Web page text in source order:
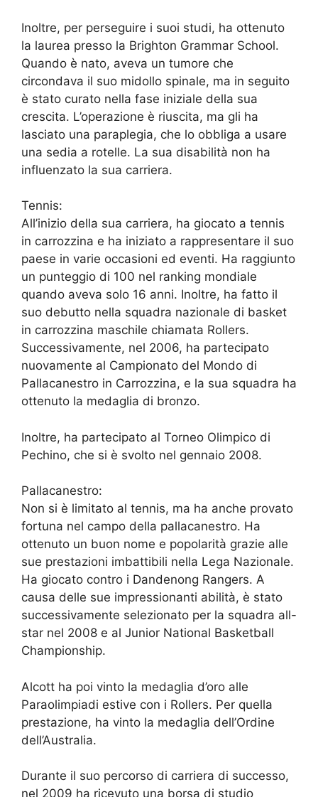
Inoltre, per perseguire i suoi studi, ha ottenuto
la laurea presso la Brighton Grammar School.
Quando è nato, aveva un tumore che
circondava il suo midollo spinale, ma in seguito
è stato curato nella fase iniziale della sua
crescita. L’operazione è riuscita, ma gli ha
lasciato una paraplegia, che lo obbliga a usare
una sedia a rotelle. La sua disabilità non ha
influenzato la sua carriera.
Tennis:
All’inizio della sua carriera, ha giocato a tennis
in carrozzina e ha iniziato a rappresentare il suo
paese in varie occasioni ed eventi. Ha raggiunto
un punteggio di 100 nel ranking mondiale
quando aveva solo 16 anni. Inoltre, ha fatto il
suo debutto nella squadra nazionale di basket
in carrozzina maschile chiamata Rollers.
Successivamente, nel 2006, ha partecipato
nuovamente al Campionato del Mondo di
Pallacanestro in Carrozzina, e la sua squadra ha
ottenuto la medaglia di bronzo.
Inoltre, ha partecipato al Torneo Olimpico di
Pechino, che si è svolto nel gennaio 2008.
Pallacanestro:
Non si è limitato al tennis, ma ha anche provato
fortuna nel campo della pallacanestro. Ha
ottenuto un buon nome e popolarità grazie alle
sue prestazioni imbattibili nella Lega Nazionale.
Ha giocato contro i Dandenong Rangers. A
causa delle sue impressionanti abilità, è stato
successivamente selezionato per la squadra all-
star nel 2008 e al Junior National Basketball
Championship.
Alcott ha poi vinto la medaglia d’oro alle
Paraolimpiadi estive con i Rollers. Per quella
prestazione, ha vinto la medaglia dell’Ordine
dell’Australia.
Durante il suo percorso di carriera di successo,
nel 2009 ha ricevuto una borsa di studio